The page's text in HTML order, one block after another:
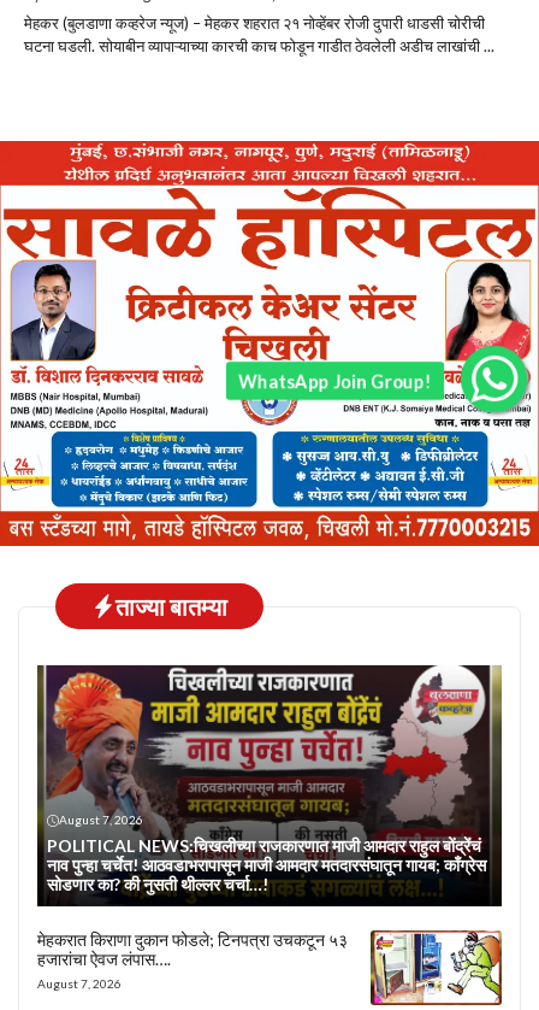
मेहकर (बुलडाणा कव्हरेज न्यूज) – मेहकर शहरात २१ नोव्हेंबर रोजी दुपारी धाडसी चोरीची
घटना घडली. सोयाबीन व्यापाऱ्याच्या कारची काच फोडून गाडीत ठेवलेली अडीच लाखांची ...
ताज्या बातम्या
August 7, 2026
POLITICAL NEWS:चिखलीच्या राजकारणात माजी आमदार राहुल बोंद्रेंचं
नाव पुन्हा चर्चेत! आठवडाभरापासून माजी आमदार मतदारसंघातून गायब; काँग्रेस
सोडणार का? की नुसती थील्लर चर्चा…!
मेहकरात किराणा दुकान फोडले; टिनपत्रा उचकटून ५३
हजारांचा ऐवज लंपास….
August 7, 2026
WhatsApp Join Group!